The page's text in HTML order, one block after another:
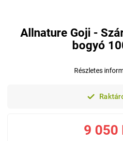
Allnature Goji -
bogyó
9 050
Részletes